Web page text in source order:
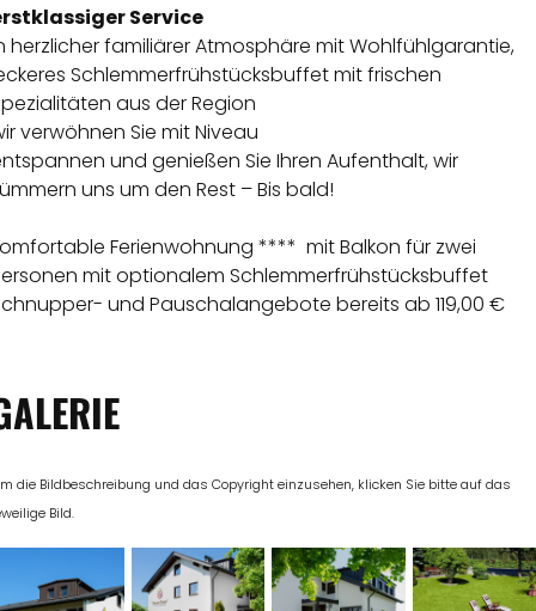
Service
herzlicher familiärer Atmosphäre mit Wohlfühlgarantie,
Schlemmerfrühstücksbuffet mit frischen
aus der Region
verwöhnen Sie mit Niveau
und genießen Sie Ihren Aufenthalt, wir
uns um den Rest – Bis bald!
Ferienwohnung **** mit Balkon für zwei
mit optionalem Schlemmerfrühstücksbuffet
und Pauschalangebote bereits ab 119,00 €
die Bildbeschreibung und das Copyright einzusehen, klicken Sie bitte auf das
Bild.